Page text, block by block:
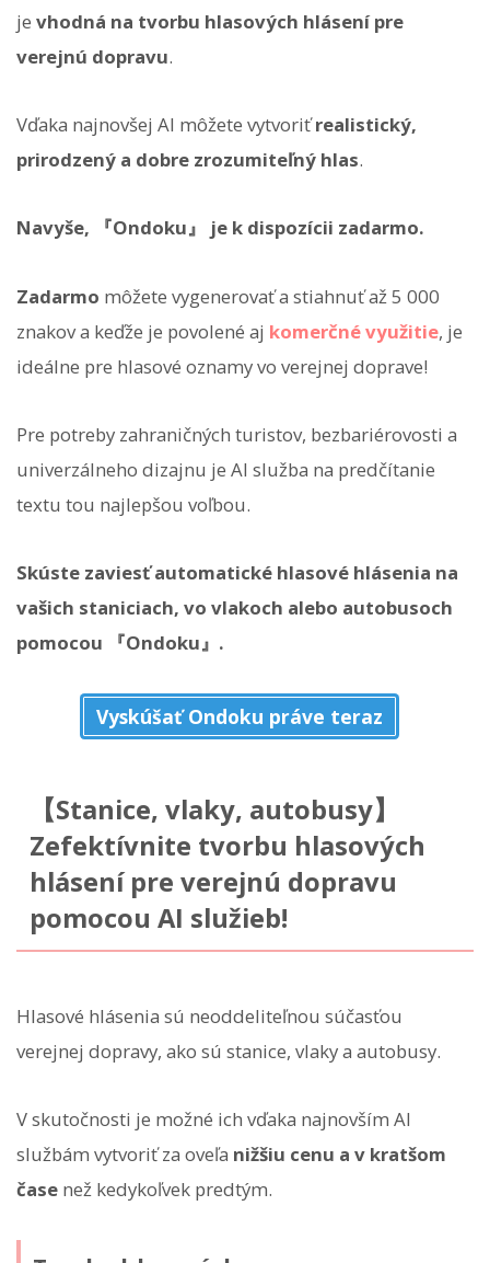
je vhodná na tvorbu hlasových hlásení pre
verejnú dopravu.
Vďaka najnovšej AI môžete vytvoriťrealistický,
prirodzený a dobre zrozumiteľný hlas.
Navyše, 『Ondoku』 je k dispozícii zadarmo.
Zadarmo môžete vygenerovať a stiahnuť až 5 000
znakov a keďže je povolené aj komerčné využitie, je
ideálne pre hlasové oznamy vo verejnej doprave!
Pre potreby zahraničných turistov, bezbariérovosti a
univerzálneho dizajnu je AI služba na predčítanie
textu tou najlepšou voľbou.
Skúste zaviesť automatické hlasové hlásenia na
vašich staniciach, vo vlakoch alebo autobusoch
pomocou 『Ondoku』.
Vyskúšať Ondoku práve teraz
【Stanice, vlaky, autobusy】
Zefektívnite tvorbu hlasových
hlásení pre verejnú dopravu
pomocou AI služieb!
Hlasové hlásenia sú neoddeliteľnou súčasťou
verejnej dopravy, ako sú stanice, vlaky a autobusy.
V skutočnosti je možné ich vďaka najnovším AI
službám vytvoriť za oveľa nižšiu cenu a v kratšom
čase než kedykoľvek predtým.